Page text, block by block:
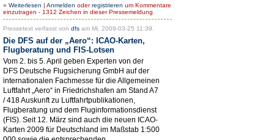
» Weiterlesen | Anmelden oderregistrieren um Kommentare
einzutragen - 1312 Zeichen in dieser Pressemeldung
Pressetext verfasst von dfs am Mi, 2009-03-25 11:39.
Die DFS auf der „Aero“: ICAO-Karten,
Flugberatung und FIS-Lotsen
Vom 2. bis 5. April geben Experten von der
DFS Deutsche Flugsicherung GmbH auf der
internationalen Fachmesse für die Allgemeinen
Luftfahrt „Aero“ in Friedrichshafen am Stand A7
/ 418 Auskunft zu Luftfahrtpublikationen,
Flugberatung und dem Fluginformationsdienst
(FIS). Seit 12. März sind auch die neuen ICAO-
Karten 2009 für Deutschland im Maßstab 1:500